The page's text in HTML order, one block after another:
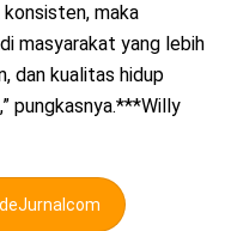
maka
masyarakat yang lebih
dan kualitas hidup
pungkasnya.***Willy